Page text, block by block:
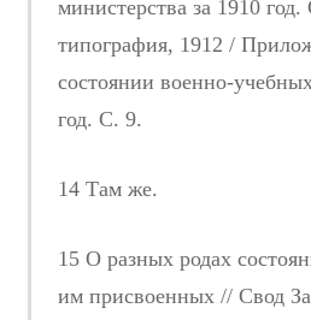
министерства за 1910
типография, 1912 /
состоянии военно-
год. С. 9.
14 Там же.
15 О разных родах
им присвоенных // Свод